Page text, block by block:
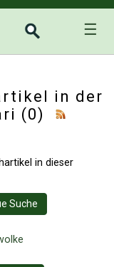
☰
in der
(0)
in dieser
Suche